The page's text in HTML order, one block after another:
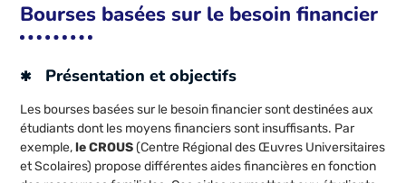
Bourses basées sur le besoin financier
Présentation et objectifs
Les bourses basées sur le besoin financier sont destinées aux
étudiants dont les moyens financiers sont insuffisants. Par
exemple,le CROUS(Centre Régional des Œuvres Universitaires
et Scolaires) propose différentes aides financières en fonction